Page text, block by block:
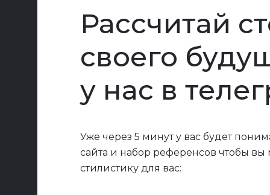
Рассчитай
своего
у нас в
Уже через 5 минут у вас будет
сайта и набор референсов чтобы
стилистику для вас: